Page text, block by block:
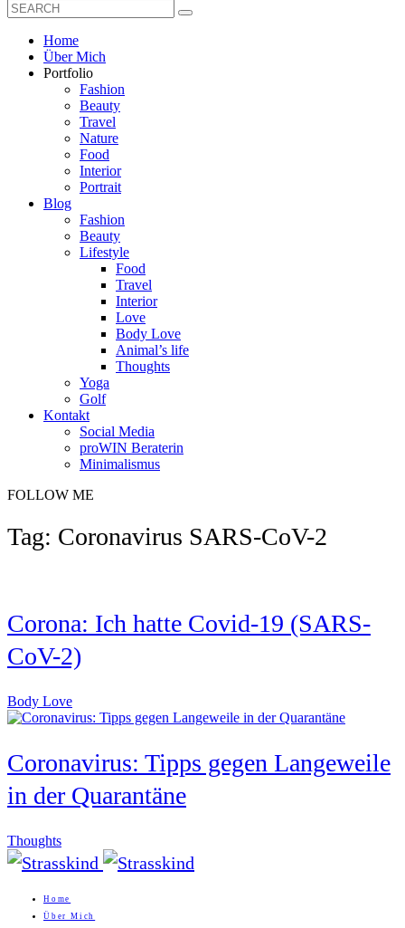
Home
Über Mich
Portfolio
Fashion
Beauty
Travel
Nature
Food
Interior
Portrait
Blog
Fashion
Beauty
Lifestyle
Food
Travel
Interior
Love
Body Love
Animal’s life
Thoughts
Yoga
Golf
Kontakt
Social Media
proWIN Beraterin
Minimalismus
FOLLOW ME
Tag: Coronavirus SARS-CoV-2
Corona: Ich hatte Covid-19 (SARS-
CoV-2)
Body Love
Coronavirus: Tipps gegen Langeweile
in der Quarantäne
Thoughts
Home
Über Mich